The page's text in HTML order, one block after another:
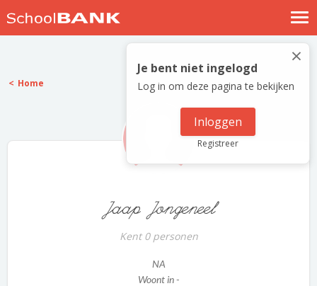
Nostalgische verhalen
Log in
Meld je gratis aan
×
Je bent niet ingelogd
Log in om deze pagina te bekijken
Inloggen
Registreer
Home
Jaap Jongeneel
Kent 0 personen
NA
Woont in -